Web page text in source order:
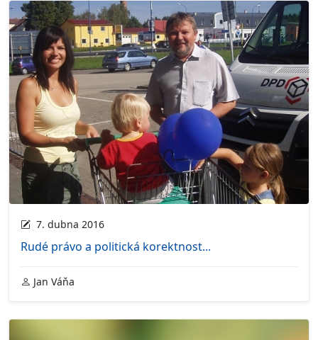
7. dubna 2016
Rudé právo a politická korektnost...
Jan Váňa